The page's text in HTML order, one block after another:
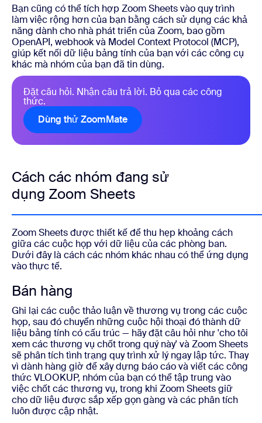
Bạn cũng có thể tích hợp Zoom Sheets vào quy trình
làm việc rộng hơn của bạn bằng cách sử dụng các khả
năng dành cho nhà phát triển của Zoom, bao gồm
OpenAPI, webhook và Model Context Protocol (MCP),
giúp kết nối dữ liệu bảng tính của bạn với các công cụ
khác mà nhóm của bạn đã tin dùng.
Đặt câu hỏi. Nhận câu trả lời. Bỏ qua các công
thức.
Dùng thử ZoomMate
Cách các nhóm đang sử
dụng Zoom Sheets
Zoom Sheets được thiết kế để thu hẹp khoảng cách
giữa các cuộc họp với dữ liệu của các phòng ban.
Dưới đây là cách các nhóm khác nhau có thể ứng dụng
vào thực tế.
Bán hàng
Ghi lại các cuộc thảo luận về thương vụ trong các cuộc
họp, sau đó chuyển những cuộc hội thoại đó thành dữ
liệu bảng tính có cấu trúc — hãy đặt câu hỏi như 'cho tôi
xem các thương vụ chốt trong quý này' và Zoom Sheets
sẽ phân tích tình trạng quy trình xử lý ngay lập tức. Thay
vì dành hàng giờ để xây dựng báo cáo và viết các công
thức VLOOKUP, nhóm của bạn có thể tập trung vào
việc chốt các thương vụ, trong khi Zoom Sheets giữ
cho dữ liệu được sắp xếp gọn gàng và các phân tích
luôn được cập nhật.